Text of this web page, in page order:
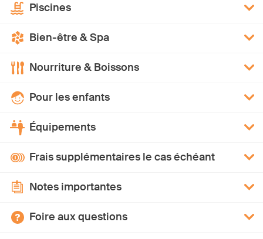
Piscines
Bien-être & Spa
Nourriture & Boissons
Pour les enfants
Équipements
Frais supplémentaires le cas échéant
Notes importantes
Foire aux questions